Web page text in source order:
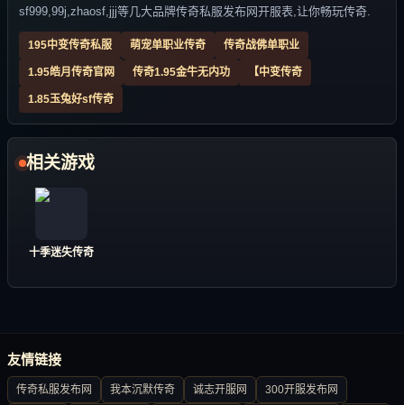
sf999,99j,zhaosf,jjj等几大品牌传奇私服发布网开服表,让你畅玩传奇.
195中变传奇私服 萌宠单职业传奇 传奇战佛单职业
1.95皓月传奇官网 传奇1.95金牛无内功 【中变传奇
1.85玉兔好sf传奇
相关游戏
十季迷失传奇
友情链接
传奇私服发布网 我本沉默传奇 诚志开服网 300开服发布网